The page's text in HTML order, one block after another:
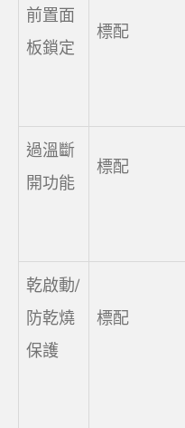
前置面
板鎖定
標配
過溫斷
開功能
標配
乾啟動/
防乾燒
保護
標配